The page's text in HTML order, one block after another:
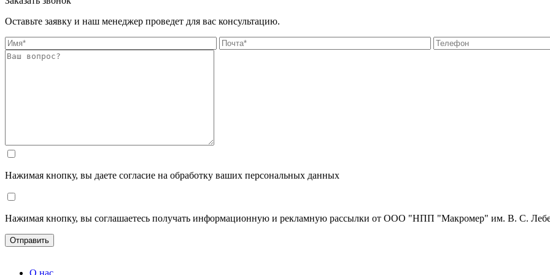
Оставьте заявку и наш менеджер проведет для вас консультацию.
Нажимая кнопку, вы даете согласие на обработку ваших персональных данных
Нажимая кнопку, вы соглашаетесь получать информационную и рекламную рассылки от ООО "НПП "Макромер" им. В. С.
О нас